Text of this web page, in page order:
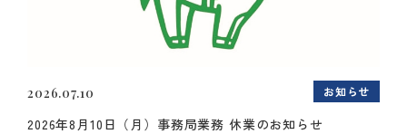
2026.07.10 お知らせ
2026年8月10日（月）事務局業務 休業のお知らせ